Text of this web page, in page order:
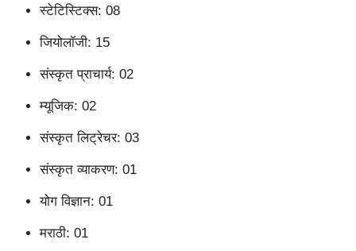
स्टेटिस्टिक्स: 08
जियोलॉजी: 15
संस्कृत प्राचार्य: 02
म्यूजिक: 02
संस्कृत लिट्रेचर: 03
संस्कृत व्याकरण: 01
योग विज्ञान: 01
मराठी: 01